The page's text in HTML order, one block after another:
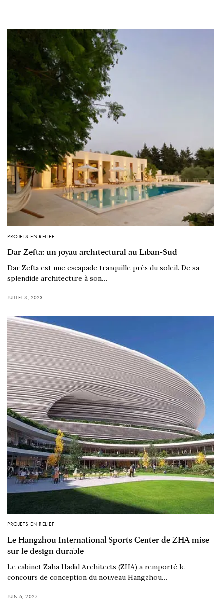
PROJETS EN RELIEF
Dar Zefta: un joyau architectural au Liban-Sud
Dar Zefta est une escapade tranquille près du soleil. De sa
splendide architecture à son…
JUILLET 3, 2023
PROJETS EN RELIEF
Le Hangzhou International Sports Center de ZHA mise
sur le design durable
Le cabinet Zaha Hadid Architects (ZHA) a remporté le
concours de conception du nouveau Hangzhou…
JUIN 6, 2023